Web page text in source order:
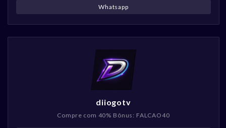
Whatsapp
diiogotv
Compre com 40% Bônus: FALCAO40